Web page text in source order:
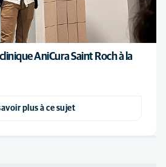
AniCura Saint Roch à la
plus à ce sujet